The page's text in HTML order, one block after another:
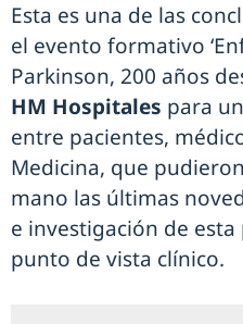
Esta es una de las
el evento formativo
Parkinson, 200 años
HM Hospitales para
entre pacientes,
Medicina, que
mano las últimas
e investigación de
punto de vista clínico.